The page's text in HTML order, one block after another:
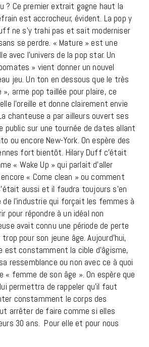
? Ce premier extrait gagne haut la
est accrocheur, évident. La pop y
ne s’y trahi pas et sait moderniser
se perdre. « Mature » est une
avec l’univers de la pop star. Un
» vient donner un nouvel
jeu. Un ton en dessous que le très
arme pop taillée pour plaire, ce
l’oreille et donne clairement envie
chanteuse a par ailleurs ouvert ses
public sur une tournée de dates allant
ou encore New-York. On espère des
fort bientôt. Hilary Duff c’était
« Wake Up » qui parlait d’aller
« Come clean » ou comment
aussi et il faudra toujours s’en
l’industrie qui forçait les femmes à
pour répondre à un idéal non
avait connu une période de perte
pour son jeune âge. Aujourd’hui,
est constamment la cible d’âgisme,
ressemblance ou non avec ce à quoi
« femme de son âge ». On espère que
permettra de rappeler qu’il faut
constamment le corps des
arrêter de faire comme si elles
30 ans. Pour elle et pour nous